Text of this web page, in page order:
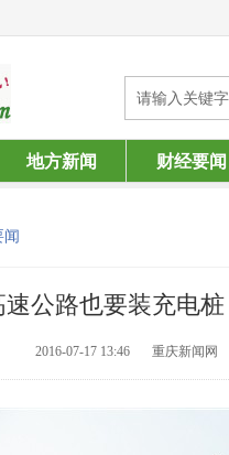
地方新闻 财经要闻
闻
速公路也要装充电
2016-07-17 13:46 重庆新闻网